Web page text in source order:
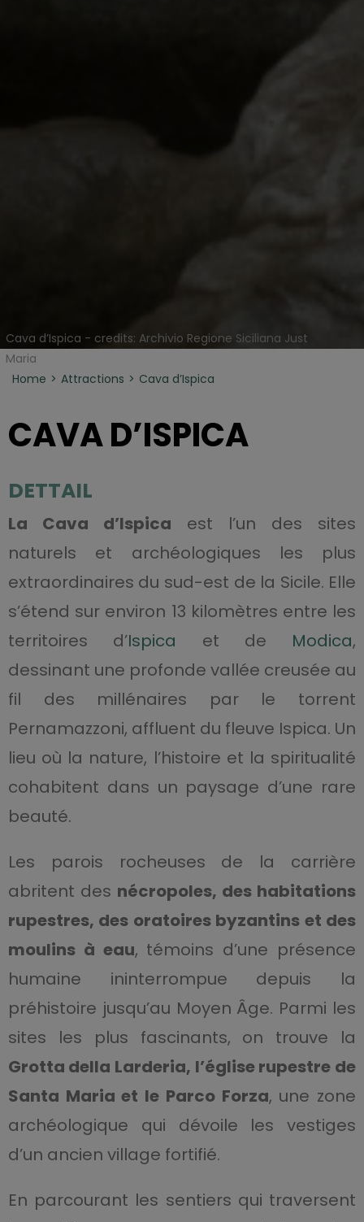
Cava d’Ispica - credits: Archivio Regione Siciliana Just
Maria
Home
Attractions Cava d’Ispica
CAVA D’ISPICA
DETTAIL
La Cava d’Ispica est l’un des sites
naturels et archéologiques les plus
extraordinaires du sud-est de la Sicile. Elle
s’étend sur environ 13 kilomètres entre les
territoires d’Ispica et de Modica,
dessinant une profonde vallée creusée au
fil des millénaires par le torrent
Pernamazzoni, affluent du fleuve Ispica. Un
lieu où la nature, l’histoire et la spiritualité
cohabitent dans un paysage d’une rare
beauté.
Les parois rocheuses de la carrière
abritent des nécropoles, des habitations
rupestres, des oratoires byzantins et des
moulins à eau, témoins d’une présence
humaine ininterrompue depuis la
préhistoire jusqu’au Moyen Âge. Parmi les
sites les plus fascinants, on trouve la
Grotta della Larderia, l’église rupestre de
Santa Maria et le Parco Forza, une zone
archéologique qui dévoile les vestiges
d’un ancien village fortifié.
En parcourant les sentiers qui traversent